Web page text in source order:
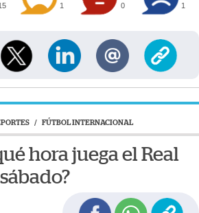
1 0 1
/ FÚTBOL INTERNACIONAL
hora juega el Real